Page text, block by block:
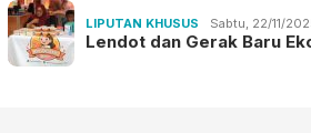
LIPUTAN KHUSUS Sabtu, 22/11/
Lendot dan Gerak Baru